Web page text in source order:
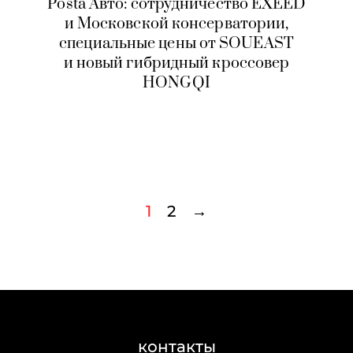
Posta Авто: сотрудничество EXEED
и Московской консерватории,
специальные цены от SOUEAST
и новый гибридный кроссовер
HONGQI
1 2 →
контакты